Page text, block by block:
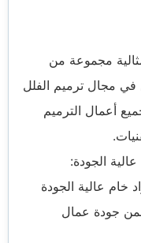
مجموعة من
في مجال ترميم الفلل
أعمال الترميم
الجودة:
خام عالية الجودة
جودة عمال